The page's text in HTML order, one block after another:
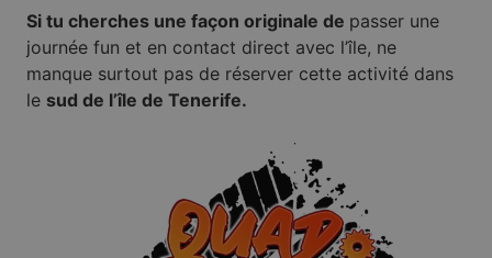
Si tu cherches une façon originale de passer une
journée fun et en contact direct avec l’île, ne
manque surtout pas de réserver cette activité dans
le sud de l’île de Tenerife.